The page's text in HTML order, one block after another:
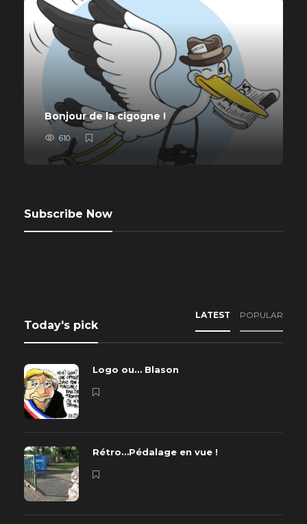
Bonjour de la cigogne !
610
Subscribe Now
Today's pick
LATEST POPULAR
Logo ou… Blason
Rétro…Pédalage en vue !